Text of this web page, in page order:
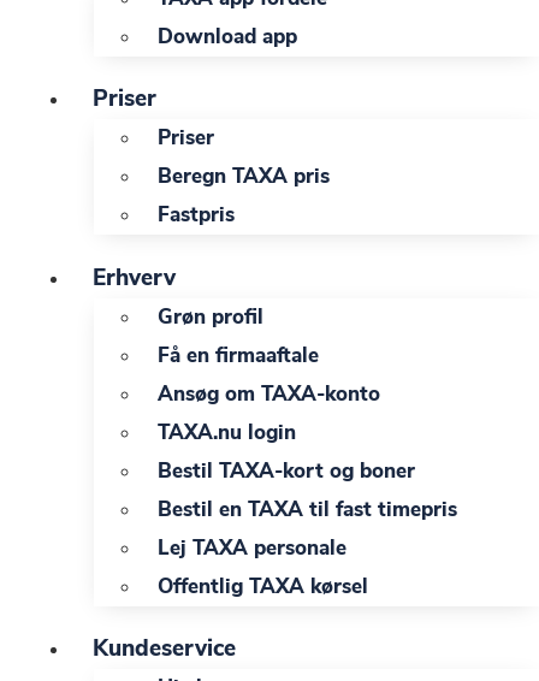
Download app
Priser
Priser
Beregn TAXA pris
Fastpris
Erhverv
Grøn profil
Få en firmaaftale
Ansøg om TAXA-konto
TAXA.nu login
Bestil TAXA-kort og boner
Bestil en TAXA til fast timepris
Lej TAXA personale
Offentlig TAXA kørsel
Kundeservice